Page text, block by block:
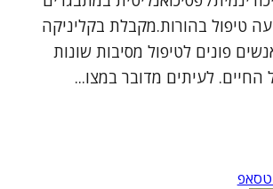
טיפול בהורות.מקבלת בקליניקה
פונים לטיפול מסיבות שונות
החיים. לעיתים מדובר במצו...